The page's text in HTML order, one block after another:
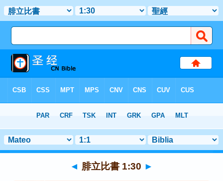
> 聖經金句 30
◄ 腓立比書 1:30 ►